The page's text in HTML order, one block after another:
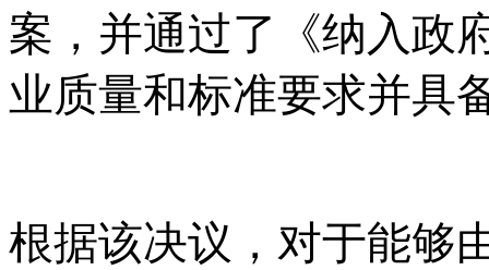
案，并通过了《纳入政
业质量和标准要求并具
根据该决议，对于能够